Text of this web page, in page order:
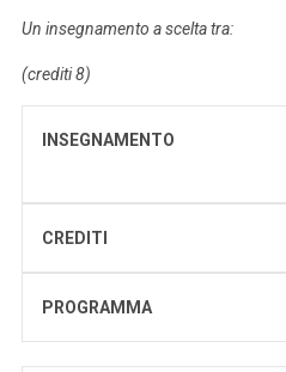
Un insegnamento a scelta tra:
(crediti 8)
INSEGNAMENTO
CREDITI
PROGRAMMA